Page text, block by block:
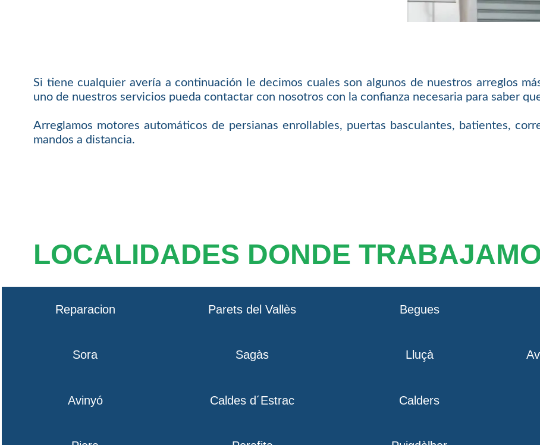
Si tiene cualquier avería a continuación le decimos cuales son algunos de nuestros arreglos
uno de nuestros servicios pueda contactar con nosotros con la confianza necesaria para saber
Arreglamos motores automáticos de persianas enrollables, puertas basculantes, batientes,
mandos a distancia.
LOCALIDADES DONDE
Reparacion Parets del Vallès Begues
Sora Sagàs Lluçà
Avinyó Caldes d´Estrac Calders